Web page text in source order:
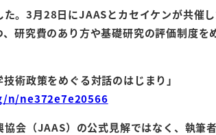
。3月28日にJAASとカセイケンが共催
研究費のあり方や基礎研究の評価制度を
術政策をめぐる対話のはじまり」
ne372e7e20566
会（JAAS）の公式見解ではなく、執筆者